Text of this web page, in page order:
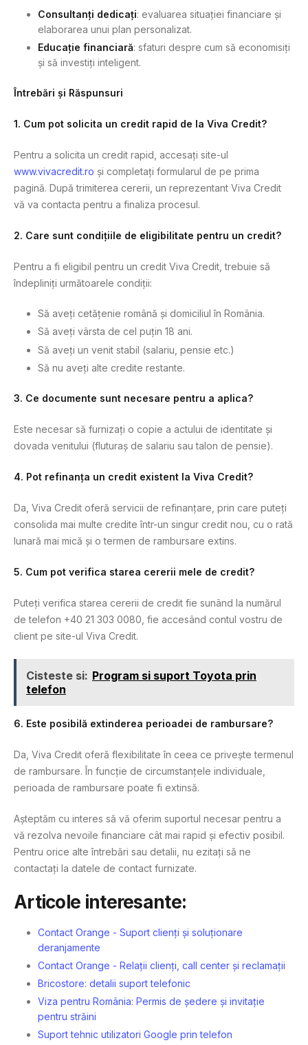
Consultanți dedicați: evaluarea situației financiare și
elaborarea unui plan personalizat.
Educație financiară: sfaturi despre cum să economisiți
și să investiți inteligent.
Întrebări și Răspunsuri
1. Cum pot solicita un credit rapid de la Viva Credit?
Pentru a solicita un credit rapid, accesați site-ul
www.vivacredit.ro și completați formularul de pe prima
pagină. După trimiterea cererii, un reprezentant Viva Credit
vă va contacta pentru a finaliza procesul.
2. Care sunt condițiile de eligibilitate pentru un credit?
Pentru a fi eligibil pentru un credit Viva Credit, trebuie să
îndepliniți următoarele condiții:
Să aveți cetățenie română și domiciliul în România.
Să aveți vârsta de cel puțin 18 ani.
Să aveți un venit stabil (salariu, pensie etc.)
Să nu aveți alte credite restante.
3. Ce documente sunt necesare pentru a aplica?
Este necesar să furnizați o copie a actului de identitate și
dovada venitului (fluturaș de salariu sau talon de pensie).
4. Pot refinanța un credit existent la Viva Credit?
Da, Viva Credit oferă servicii de refinanțare, prin care puteți
consolida mai multe credite într-un singur credit nou, cu o rată
lunară mai mică și o termen de rambursare extins.
5. Cum pot verifica starea cererii mele de credit?
Puteți verifica starea cererii de credit fie sunând la numărul
de telefon +40 21 303 0080, fie accesând contul vostru de
client pe site-ul Viva Credit.
Cisteste si: Program si suport Toyota prin
telefon
6. Este posibilă extinderea perioadei de rambursare?
Da, Viva Credit oferă flexibilitate în ceea ce privește termenul
de rambursare. În funcție de circumstanțele individuale,
perioada de rambursare poate fi extinsă.
Așteptăm cu interes să vă oferim suportul necesar pentru a
vă rezolva nevoile financiare cât mai rapid și efectiv posibil.
Pentru orice alte întrebări sau detalii, nu ezitați să ne
contactați la datele de contact furnizate.
Articole interesante:
Contact Orange - Suport clienți și soluționare
deranjamente
Contact Orange - Relații clienți, call center și reclamații
Bricostore: detalii suport telefonic
Viza pentru România: Permis de ședere și invitație
pentru străini
Suport tehnic utilizatori Google prin telefon